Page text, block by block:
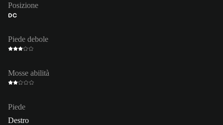
Posizione
DC
Piede debole
Mosse abilità
Piede
Destro